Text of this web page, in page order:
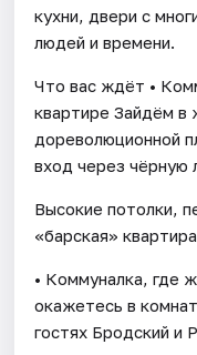
кухни, двери с
людей и времени.
Что вас ждёт •
квартире Зайдём в
дореволюционной
вход через чёрную
Высокие потолки,
«барская»
• Коммуналка, где
окажетесь в
гостях Бродский и